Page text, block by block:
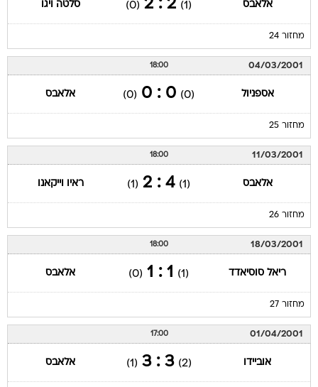
אלאבס (1)
2 : 2
(0) סלטה ויגו
מחזור 24
04/03/2001
18:00
אספניול (0)
0 : 0
(0) אלאבס
מחזור 25
11/03/2001
18:00
אלאבס (1)
4 : 2
(1) ראיו וייקאנו
מחזור 26
18/03/2001
18:00
ריאל סוסיאדד (1)
1 : 1
(0) אלאבס
מחזור 27
01/04/2001
17:00
אוביידו (2)
3 : 3
(1) אלאבס